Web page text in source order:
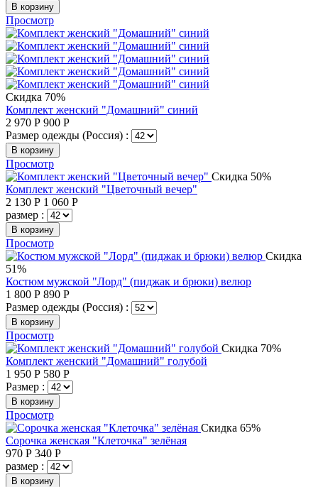
В корзину
Просмотр
Скидка 70%
Комплект женский "Домашний" синий
2 970 Р 900 Р
Размер одежды (Россия) :
В корзину
Просмотр
Скидка 50%
Комплект женский "Цветочный вечер"
2 130 Р 1 060 Р
размер :
В корзину
Просмотр
Скидка
51%
Костюм мужской "Лорд" (пиджак и брюки) велюр
1 800 Р 890 Р
Размер одежды (Россия) :
В корзину
Просмотр
Скидка 70%
Комплект женский "Домашний" голубой
1 950 Р 580 Р
Размер :
В корзину
Просмотр
Скидка 65%
Сорочка женская "Клеточка" зелёная
970 Р 340 Р
размер :
В корзину